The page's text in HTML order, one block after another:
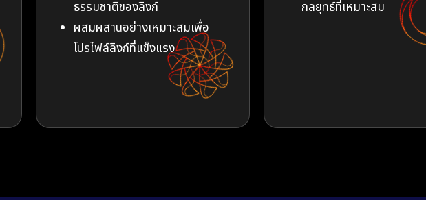
ธรรมชาติของลิงก์
ผสมผสานอย่างเหมาะสมเพื่อ
โปรไฟล์ลิงก์ที่แข็งแรง
กลยุทธ์ที่เหมาะสม